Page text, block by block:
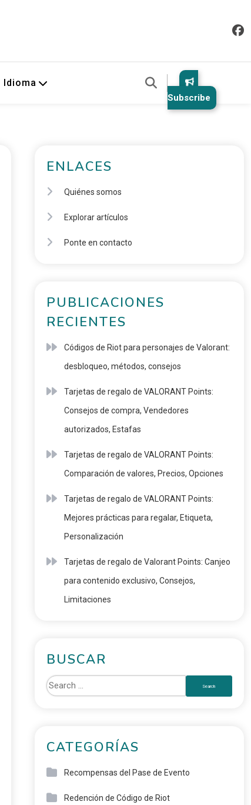
Idioma
Subscribe
ENLACES
Quiénes somos
Explorar artículos
Ponte en contacto
PUBLICACIONES
RECIENTES
Códigos de Riot para personajes de Valorant:
desbloqueo, métodos, consejos
Tarjetas de regalo de VALORANT Points:
Consejos de compra, Vendedores
autorizados, Estafas
Tarjetas de regalo de VALORANT Points:
Comparación de valores, Precios, Opciones
Tarjetas de regalo de VALORANT Points:
Mejores prácticas para regalar, Etiqueta,
Personalización
Tarjetas de regalo de Valorant Points: Canjeo
para contenido exclusivo, Consejos,
Limitaciones
BUSCAR
CATEGORÍAS
Recompensas del Pase de Evento
Redención de Código de Riot